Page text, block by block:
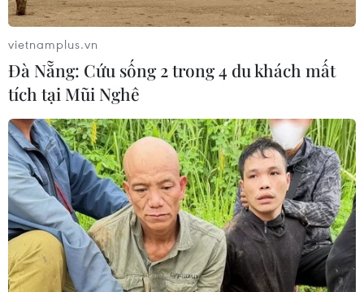
TIN LIÊN QUAN
vietnamplus.vn
Đà Nẵng: Cứu sống 2 trong 4 du khách mất
tích tại Mũi Nghê